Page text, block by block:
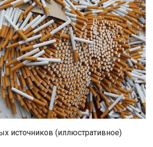
источников (иллюстративное)